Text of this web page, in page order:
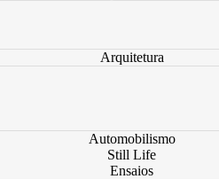
Arquitetura
Automobilismo
Still Life
Ensaios